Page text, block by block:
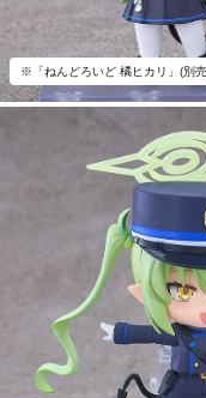
※「ねんどろいど 橘ヒカリ」(別